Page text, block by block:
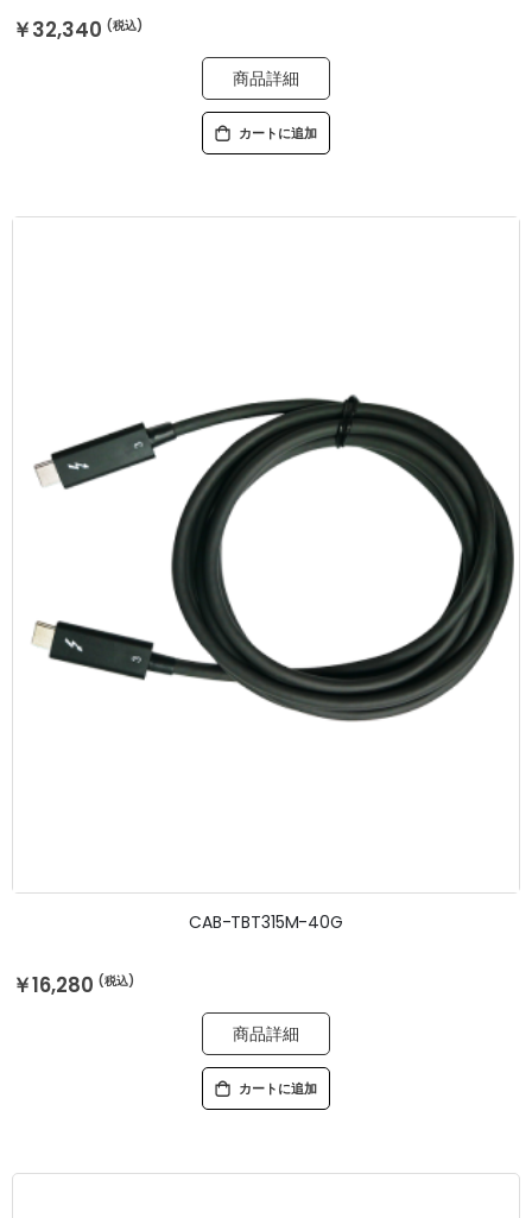
￥32,340
商品詳細
カートに追加
CAB-TBT315M-40G
￥16,280
商品詳細
カートに追加